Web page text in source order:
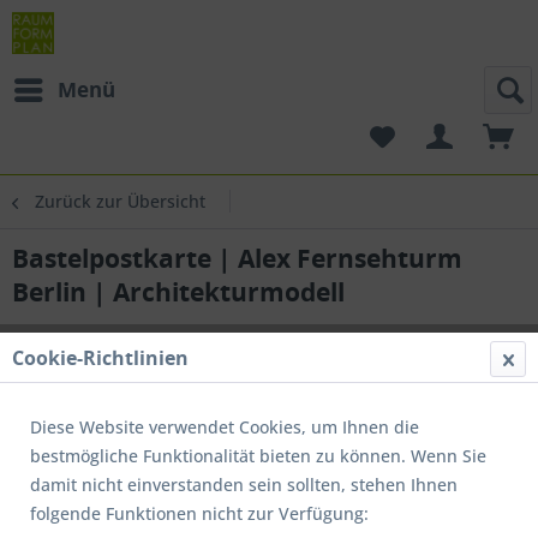
Menü
Zurück zur Übersicht
Bastelpostkarte | Alex Fernsehturm
Berlin | Architekturmodell
Cookie-Richtlinien
Diese Website verwendet Cookies, um Ihnen die
bestmögliche Funktionalität bieten zu können. Wenn Sie
damit nicht einverstanden sein sollten, stehen Ihnen
folgende Funktionen nicht zur Verfügung: